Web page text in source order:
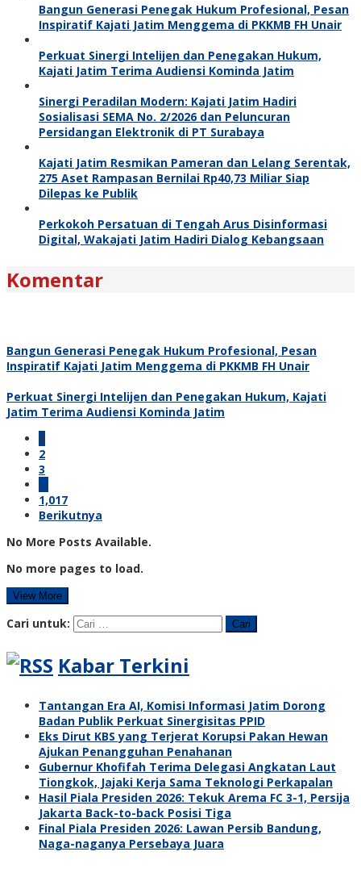
Bangun Generasi Penegak Hukum Profesional, Pesan
Inspiratif Kajati Jatim Menggema di PKKMB FH Unair
Perkuat Sinergi Intelijen dan Penegakan Hukum,
Kajati Jatim Terima Audiensi Kominda Jatim
Sinergi Peradilan Modern: Kajati Jatim Hadiri
Sosialisasi SEMA No. 2/2026 dan Peluncuran
Persidangan Elektronik di PT Surabaya
Kajati Jatim Resmikan Pameran dan Lelang Serentak,
275 Aset Rampasan Bernilai Rp40,73 Miliar Siap
Dilepas ke Publik
Perkokoh Persatuan di Tengah Arus Disinformasi
Digital, Wakajati Jatim Hadiri Dialog Kebangsaan
Komentar
Bangun Generasi Penegak Hukum Profesional, Pesan
Inspiratif Kajati Jatim Menggema di PKKMB FH Unair
Perkuat Sinergi Intelijen dan Penegakan Hukum, Kajati
Jatim Terima Audiensi Kominda Jatim
1
2
3
…
1,017
Berikutnya
No More Posts Available.
No more pages to load.
View More
Cari untuk:
Kabar Terkini
Tantangan Era AI, Komisi Informasi Jatim Dorong
Badan Publik Perkuat Sinergisitas PPID
Eks Dirut KBS yang Terjerat Korupsi Pakan Hewan
Ajukan Penangguhan Penahanan
Gubernur Khofifah Terima Delegasi Angkatan Laut
Tiongkok, Jajaki Kerja Sama Teknologi Perkapalan
Hasil Piala Presiden 2026: Tekuk Arema FC 3-1, Persija
Jakarta Back-to-back Posisi Tiga
Final Piala Presiden 2026: Lawan Persib Bandung,
Naga-naganya Persebaya Juara